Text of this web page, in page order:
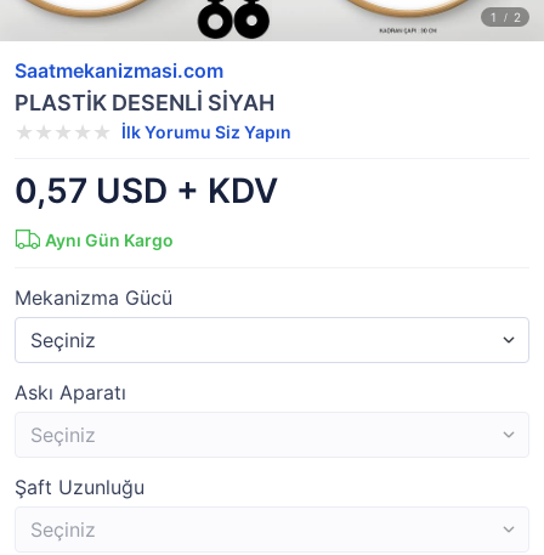
Saatmekanizmasi.com
PLASTİK DESENLİ SİYAH
İlk Yorumu Siz Yapın
0,57 USD + KDV
Aynı Gün Kargo
Mekanizma Gücü
Askı Aparatı
Şaft Uzunluğu